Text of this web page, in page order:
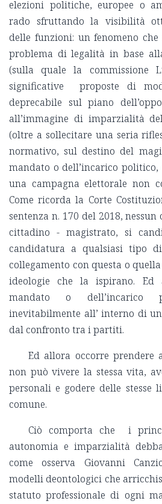
elezioni politiche, europee o
rado sfruttando la visibilità
delle funzioni: un fenomeno
problema di legalità in base
(sulla quale la commissione
significative proposte di
deprecabile sul piano
all’immagine di imparzialità
(oltre a sollecitare una seria
normativo, sul destino del
mandato o dell’incarico
una campagna elettorale non
Come ricorda la Corte
sentenza n. 170 del 2018,
cittadino - magistrato, si
candidatura a qualsiasi tipo
collegamento con questa o
ideologie che la ispirano. Ed
mandato o dell’incarico
inevitabilmente all’ interno di
dal confronto tra i partiti.
Ed allora occorre prendere
non può vivere la stessa vita,
personali e godere delle
comune.
Ciò comporta che i
autonomia e imparzialità
come osserva Giovanni
modelli deontologici che
statuto professionale di ogni